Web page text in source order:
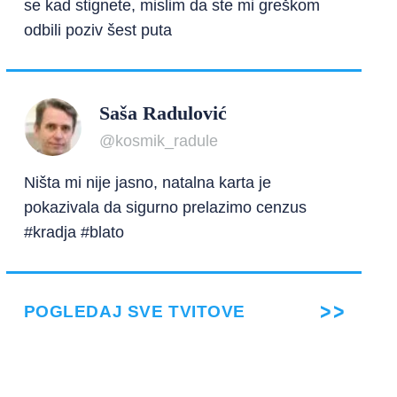
se kad stignete, mislim da ste mi greškom
odbili poziv šest puta
Saša Radulović
@kosmik_radule
Ništa mi nije jasno, natalna karta je
pokazivala da sigurno prelazimo cenzus
#kradja #blato
POGLEDAJ SVE TVITOVE